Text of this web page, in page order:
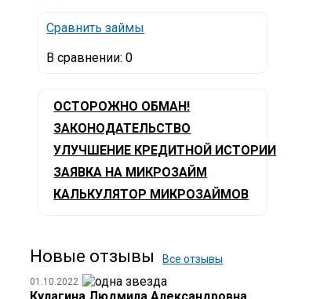
Сравнить займы
В сравнении:0
ОСТОРОЖНО ОБМАН!
ЗАКОНОДАТЕЛЬСТВО
УЛУЧШЕНИЕ КРЕДИТНОЙ ИСТОРИИ
ЗАЯВКА НА МИКРОЗАЙМ
КАЛЬКУЛЯТОР МИКРОЗАЙМОВ
Новые отзывы Все отзывы
01.10.2022